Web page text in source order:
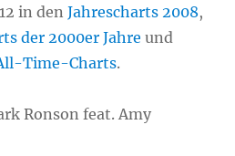
in denJahrescharts 2008,
der 2000er Jahre und
Time-Charts.
Ronson feat. Amy